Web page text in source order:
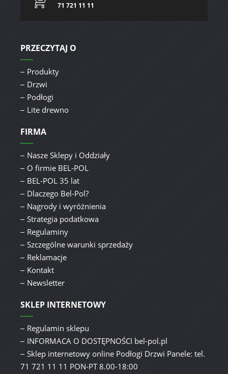
71 721 11 11
PRZECZYTAJ O
Produkty
Drzwi
Podłogi
Lite drewno
FIRMA
Nasze Sklepy i Oddziały
O firmie BEL-POL
BEL-POL 35 lat
Dlaczego Bel-Pol?
Nagrody i wyróżnienia
Strategia podatkowa
Regulaminy
Szczególne warunki sprzedaży
Reklamacje
Kontakt
Newsletter
SKLEP INTERNETOWY
Regulamin sklepu
INFORMACA O DOSTĘPNOŚCI bel-pol.pl
Sklep internetowy online Podłogi Drzwi Panele: tel.
71 721 11 11 PON-PT 8.00-18:00